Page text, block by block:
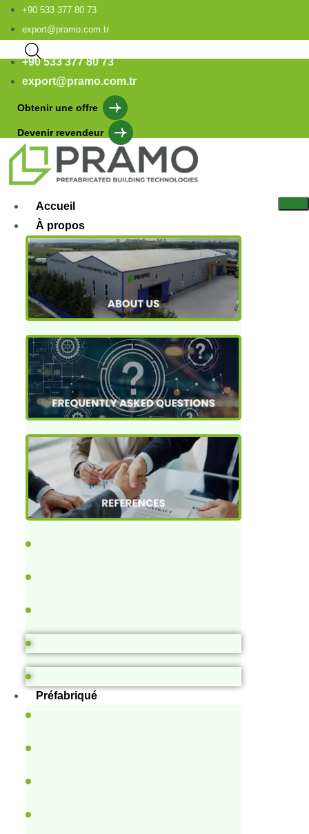
+90 533 377 80 73
export@pramo.com.tr
+90 533 377 80 73
export@pramo.com.tr
Obtenir une offre
Devenir revendeur
Accueil
À propos
Préfabriqué